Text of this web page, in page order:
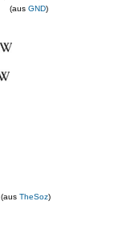
(aus GND)
(aus TheSoz)